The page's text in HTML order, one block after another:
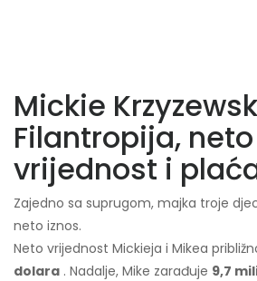
Mickie
Filantropija, neto
vrijednost i
Zajedno sa suprugom, majka troje
neto iznos.
Neto vrijednost Mickieja i Mikea
dolara . Nadalje, Mike zarađuje 9,7